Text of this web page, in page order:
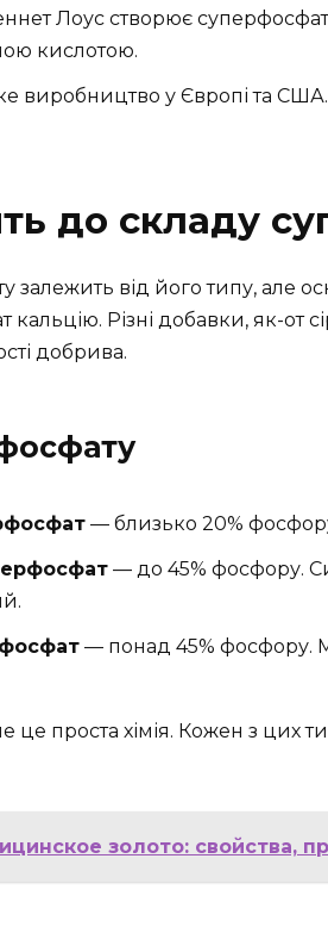
Лоус створює
кислотою.
виробництво у Європі та США.
до складу
залежить від його типу, але
кальцію. Різні добавки, як-от
добрива.
— близько 20%
— до 45% фосфору.
— понад 45% фосфору.
це проста хімія. Кожен з цих
золото: свойства,